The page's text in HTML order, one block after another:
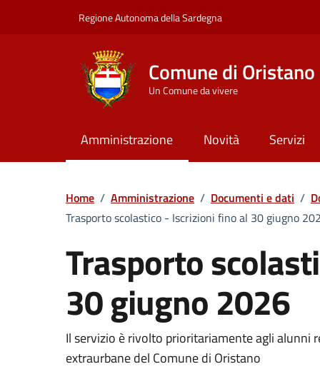
Regione Autonoma della Sardegna
Comune di Oristano
Un Comune da vivere
Amministrazione Novità Servizi
Home / Amministrazione / Documenti e dati /
Trasporto scolastico - Iscrizioni fino al 30 giugno
Trasporto
30 giugno 2026
Dettaglio del documento
Il servizio è rivolto prioritariamente agli alunni
extraurbane del Comune di Oristano